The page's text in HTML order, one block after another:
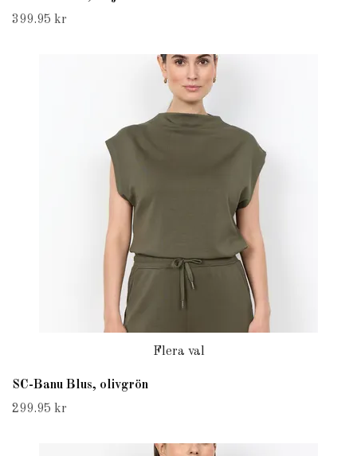
399.95 kr
Flera val
SC-Banu Blus, olivgrön
299.95 kr